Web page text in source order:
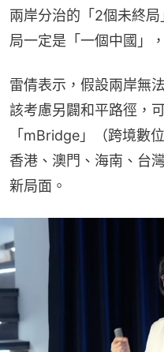
兩岸分治的「2個未終
局一定是「一個中國」
雷倩表示，假設兩岸無
該考慮另闢和平路徑，
「mBridge」（跨境數
香港、澳門、海南、台
新局面。